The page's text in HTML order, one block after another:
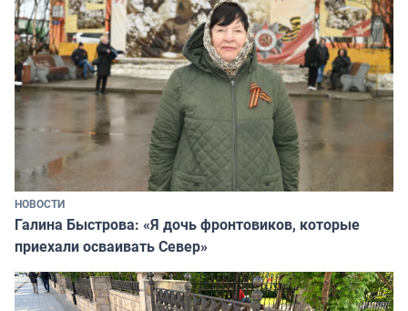
НОВОСТИ
Галина Быстрова: «Я дочь фронтовиков, которые
приехали осваивать Север»